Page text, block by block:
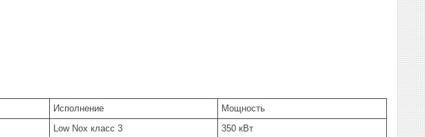
Исполнение
Мощность
Low Nox класс 3
350 кВт